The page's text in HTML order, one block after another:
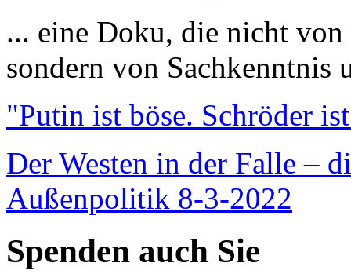
... eine Doku, die nicht
sondern von Sachkenntnis
"Putin ist böse. Schröder
Der Westen in der Falle –
Außenpolitik 8-3-2022
Spenden auch Sie